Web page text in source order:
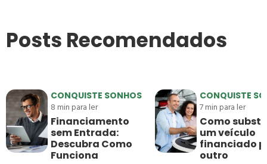
Posts Recomendados
CONQUISTE SONHOS
8min para ler
Financiamento
sem Entrada:
Descubra Como
Funciona
CONQUISTE
7min para ler
Como
um veículo
financiado
outro